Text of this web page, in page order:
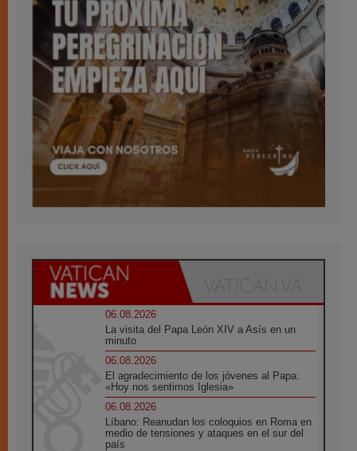
06.08.2026
La visita del Papa León XIV a Asís en un
minuto
06.08.2026
El agradecimiento de los jóvenes al Papa:
«Hoy nos sentimos Iglesia»
06.08.2026
Líbano: Reanudan los coloquios en Roma en
medio de tensiones y ataques en el sur del
país